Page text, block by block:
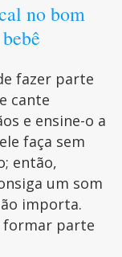
no bom
fazer parte
cante
e ensine-o a
faça sem
então,
um som
importa.
formar parte